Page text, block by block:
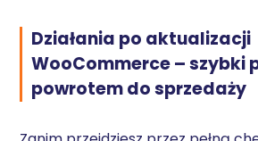
Działania po aktualizacji
WooCommerce – szybki
powrotem do sprzedaży